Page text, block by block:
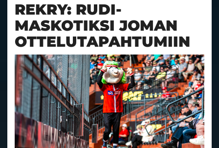
REKRY: RUDI-
MASKOTIKSI JOMAN
OTTELUTAPAHTUMIIN